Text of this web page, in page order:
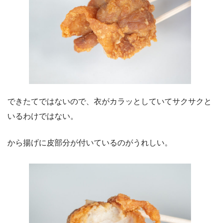
できたてではないので、衣がカラッとしていてサクサクと
いるわけではない。
から揚げに皮部分が付いているのがうれしい。